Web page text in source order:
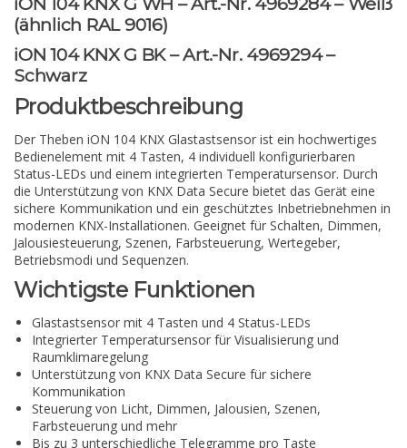
(ähnlich RAL 9016)
iON 104 KNX G BK – Art.-Nr. 4969294 –
Schwarz
Produktbeschreibung
Der Theben iON 104 KNX Glastastsensor ist ein hochwertiges
Bedienelement mit 4 Tasten, 4 individuell konfigurierbaren
Status-LEDs und einem integrierten Temperatursensor. Durch
die Unterstützung von KNX Data Secure bietet das Gerät eine
sichere Kommunikation und ein geschütztes Inbetriebnehmen in
modernen KNX-Installationen. Geeignet für Schalten, Dimmen,
Jalousiesteuerung, Szenen, Farbsteuerung, Wertegeber,
Betriebsmodi und Sequenzen.
Wichtigste Funktionen
Glastastsensor mit 4 Tasten und 4 Status-LEDs
Integrierter Temperatursensor für Visualisierung und
Raumklimaregelung
Unterstützung von KNX Data Secure für sichere
Kommunikation
Steuerung von Licht, Dimmen, Jalousien, Szenen,
Farbsteuerung und mehr
Bis zu 3 unterschiedliche Telegramme pro Taste